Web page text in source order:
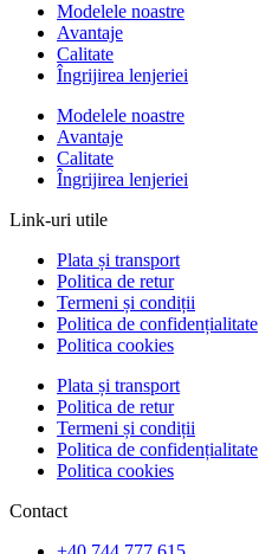
Modelele noastre
Avantaje
Calitate
Îngrijirea lenjeriei
Modelele noastre
Avantaje
Calitate
Îngrijirea lenjeriei
Link-uri utile
Plata și transport
Politica de retur
Termeni și condiții
Politica de confidențialitate
Politica cookies
Plata și transport
Politica de retur
Termeni și condiții
Politica de confidențialitate
Politica cookies
Contact